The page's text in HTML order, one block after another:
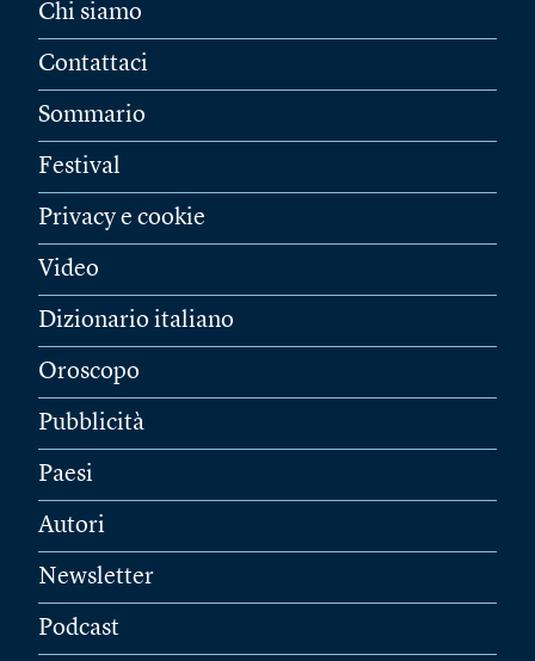
Chi siamo
Contattaci
Sommario
Festival
Privacy e cookie
Video
Dizionario italiano
Oroscopo
Pubblicità
Paesi
Autori
Newsletter
Podcast